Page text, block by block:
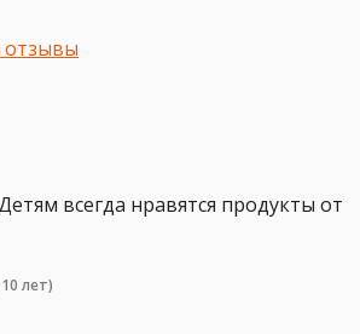
отзывы
всегда нравятся продукты от
лет)